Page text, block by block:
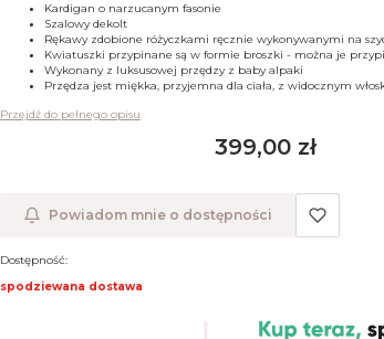
Kardigan o narzucanym fasonie
Szalowy dekolt
Rękawy zdobione różyczkami ręcznie wykonywanymi na
Kwiatuszki przypinane są w formie broszki - można je
Wykonany z luksusowej przędzy z baby alpaki
Przędza jest miękka, przyjemna dla ciała, z widocznym
Przejdź do pełnego opisu
Cena
399,00 zł
Powiadom mnie o dostępności
Dostępność:
spodziewana dostawa